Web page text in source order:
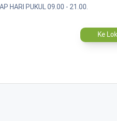
HARI PUKUL 09.00 - 21.00.
Ke